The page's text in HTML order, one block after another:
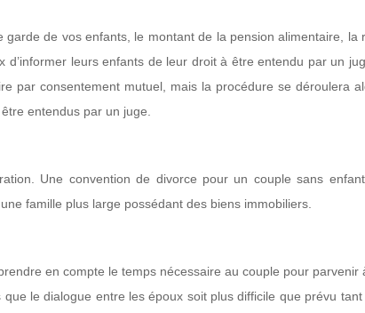
de vos enfants, le montant de la pension alimentaire, la
leurs enfants de leur droit à être entendu par un
par consentement mutuel, mais la procédure se déroulera
entendus par un juge.
Une convention de divorce pour un couple sans
famille plus large possédant des biens immobiliers.
en compte le temps nécessaire au couple pour parvenir
le dialogue entre les époux soit plus difficile que prévu